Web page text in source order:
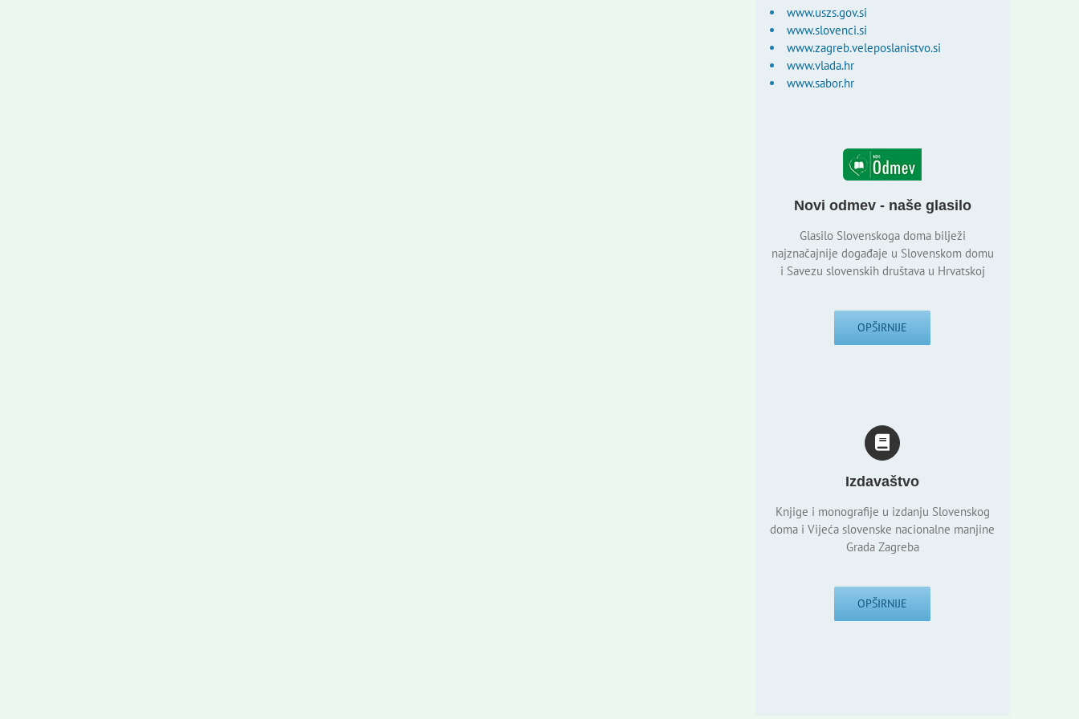
www.uszs.gov.si
www.slovenci.si
www.zagreb.veleposlanistvo.si
www.vlada.hr
www.sabor.hr
Novi odmev - naše glasilo
Glasilo Slovenskoga doma bilježi
najznačajnije događaje u Slovenskom domu
i Savezu slovenskih društava u Hrvatskoj
OPŠIRNIJE
Izdavaštvo
Knjige i monografije u izdanju Slovenskog
doma i Vijeća slovenske nacionalne manjine
Grada Zagreba
OPŠIRNIJE